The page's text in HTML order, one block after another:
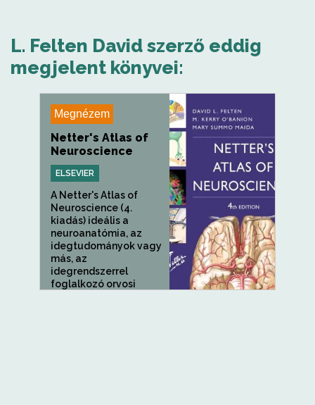
L. Felten David szerző eddig
megjelent könyvei:
Megnézem
Netter's Atlas of
Neuroscience
ELSEVIER
A Netter's Atlas of
Neuroscience (4.
kiadás) ideális a
neuroanatómia, az
idegtudományok vagy
más, az
idegrendszerrel
foglalkozó orvosi